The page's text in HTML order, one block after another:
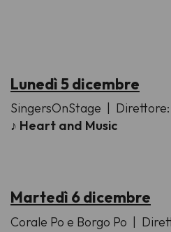
Lunedì 5 dicembre
SingersOnStage | Direttore:
♪ Heart and Music
Martedì 6 dicembre
Corale Po e Borgo Po |